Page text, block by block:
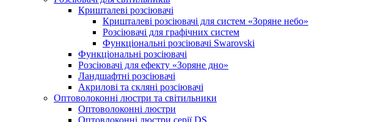
Кришталеві розсіювачі
Кришталеві розсіювачі для систем «Зоряне небо»
Розсіювачі для графічних систем
Функціональні розсіювачі Swarovski
Функціональні розсіювачі
Розсіювачі для ефекту «Зоряне дно»
Ландшафтні розсіювачі
Акрилові та скляні розсіювачі
Оптоволоконні люстри та світильники
Оптоволоконні люстри
Оптовлоконні люстри серії DS